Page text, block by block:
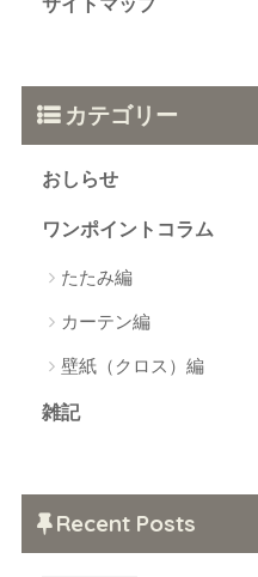
カテゴリー
おしらせ
ワンポイントコラム
たたみ編
カーテン編
壁紙（クロス）編
雑記
Recent Posts